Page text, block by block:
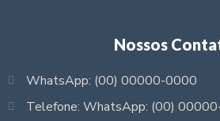
Nossos
WhatsApp: (00) 00000-0000
Telefone: WhatsApp: (00)